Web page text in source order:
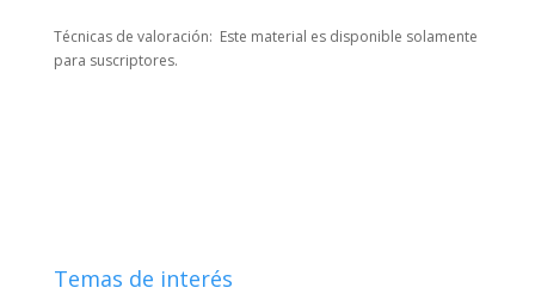
Técnicas de valoración: Este material es disponible solamente
para suscriptores.
Temas de interés